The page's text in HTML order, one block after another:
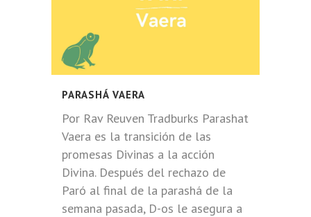
PARASHÁ VAERA
Por Rav Reuven Tradburks Parashat
Vaera es la transición de las
promesas Divinas a la acción
Divina. Después del rechazo de
Paró al final de la parashá de la
semana pasada, D-os le asegura a